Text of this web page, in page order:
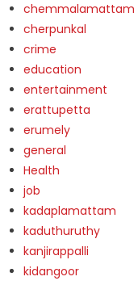
chemmalamattam
cherpunkal
crime
education
entertainment
erattupetta
erumely
general
Health
job
kadaplamattam
kaduthuruthy
kanjirappalli
kidangoor